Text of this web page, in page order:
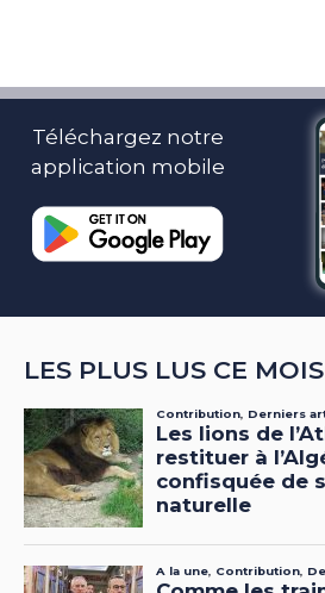
Téléchargez notre
application mobile
LES PLUS LUS CE MOIS